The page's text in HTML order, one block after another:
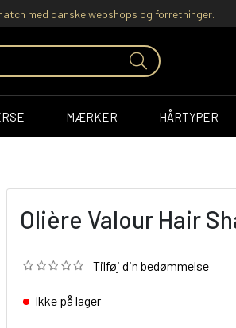
med danske webshops og forretninger.
MÆRKER HÅRTYPER
Olière Valour Hair
Tilføj din bedømmelse
Ikke på lager